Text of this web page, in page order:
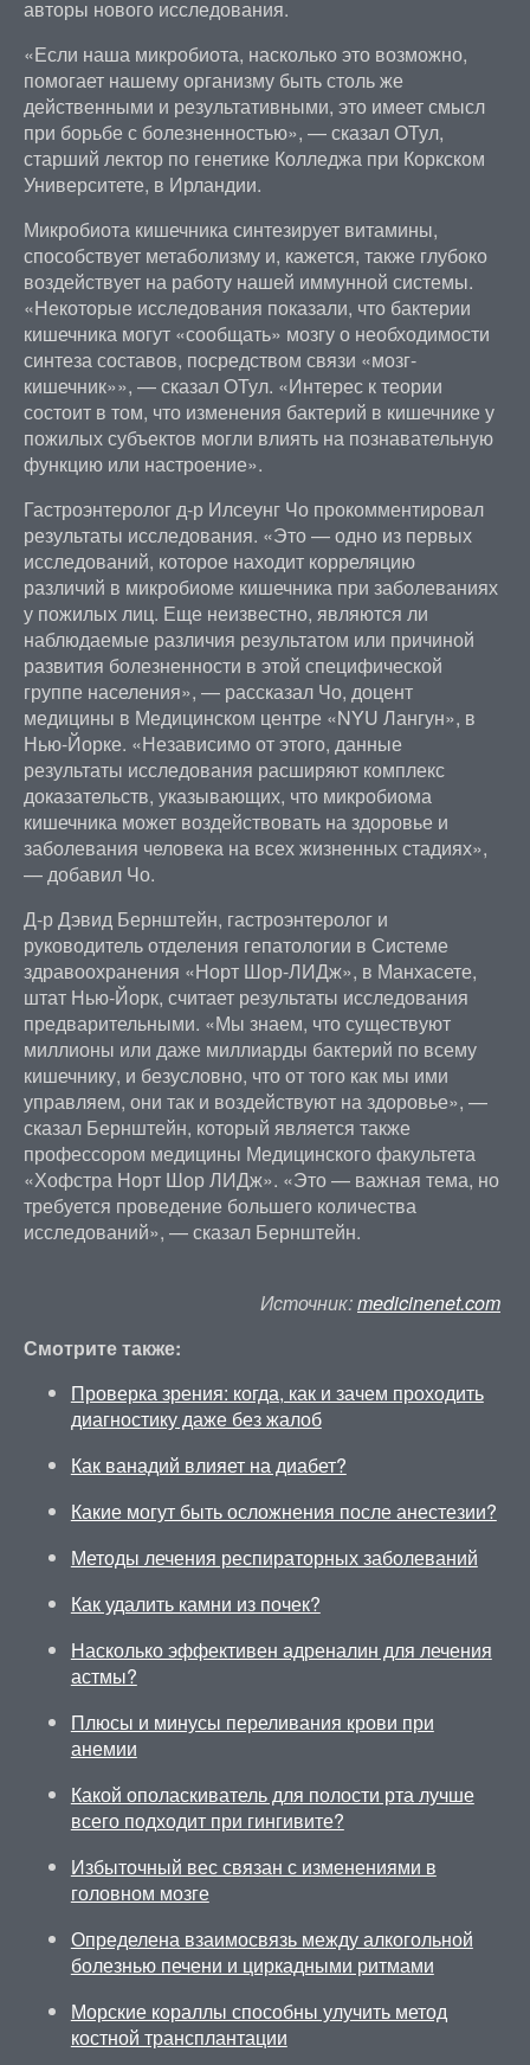
авторы нового исследования.
«Если наша микробиота, насколько это возможно,
помогает нашему организму быть столь же
действенными и результативными, это имеет смысл
при борьбе с болезненностью», — сказал ОТул,
старший лектор по генетике Колледжа при Коркском
Университете, в Ирландии.
Микробиота кишечника синтезирует витамины,
способствует метаболизму и, кажется, также глубоко
воздействует на работу нашей иммунной системы.
«Некоторые исследования показали, что бактерии
кишечника могут «сообщать» мозгу о необходимости
синтеза составов, посредством связи «мозг-
кишечник»», — сказал ОТул. «Интерес к теории
состоит в том, что изменения бактерий в кишечнике у
пожилых субъектов могли влиять на познавательную
функцию или настроение».
Гастроэнтеролог д-р Илсеунг Чо прокомментировал
результаты исследования. «Это — одно из первых
исследований, которое находит корреляцию
различий в микробиоме кишечника при заболеваниях
у пожилых лиц. Еще неизвестно, являются ли
наблюдаемые различия результатом или причиной
развития болезненности в этой специфической
группе населения», — рассказал Чо, доцент
медицины в Медицинском центре «NYU Лангун», в
Нью-Йорке. «Независимо от этого, данные
результаты исследования расширяют комплекс
доказательств, указывающих, что микробиома
кишечника может воздействовать на здоровье и
заболевания человека на всех жизненных стадиях»,
— добавил Чо.
Д-р Дэвид Бернштейн, гастроэнтеролог и
руководитель отделения гепатологии в Системе
здравоохранения «Норт Шор-ЛИДж», в Манхасете,
штат Нью-Йорк, считает результаты исследования
предварительными. «Мы знаем, что существуют
миллионы или даже миллиарды бактерий по всему
кишечнику, и безусловно, что от того как мы ими
управляем, они так и воздействуют на здоровье», —
сказал Бернштейн, который является также
профессором медицины Медицинского факультета
«Хофстра Норт Шор ЛИДж». «Это — важная тема, но
требуется проведение большего количества
исследований», — сказал Бернштейн.
Источник:medicinenet.com
Смотрите также:
Проверка зрения: когда, как и зачем проходить
диагностику даже без жалоб
Как ванадий влияет на диабет?
Какие могут быть осложнения после анестезии?
Методы лечения респираторных заболеваний
Как удалить камни из почек?
Насколько эффективен адреналин для лечения
астмы?
Плюсы и минусы переливания крови при
анемии
Какой ополаскиватель для полости рта лучше
всего подходит при гингивите?
Избыточный вес связан с изменениями в
головном мозге
Определена взаимосвязь между алкогольной
болезнью печени и циркадными ритмами
Морские кораллы способны улучить метод
костной трансплантации